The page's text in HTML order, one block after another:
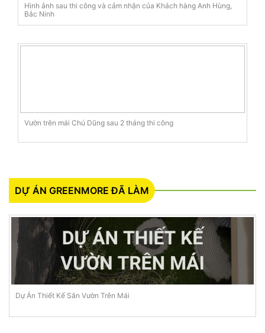
Hình ảnh sau thi công và cảm nhận của Khách hàng Anh Hùng,
Bắc Ninh
Vườn trên mái Chú Dũng sau 2 tháng thi công
DỰ ÁN GREENMORE ĐÃ LÀM
Dự Án Thiết Kế Sân Vườn Trên Mái